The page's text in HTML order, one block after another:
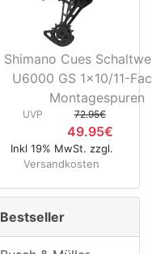
Shimano Cues
U6000 GS 1x10/11-
Montagespuren
UVP 72.95€
49.95€
Inkl 19% MwSt. zzgl.
Versandkosten
Bestseller